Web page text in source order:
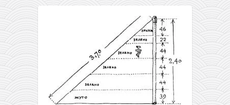
bonus sadržaj
Svetlopis
duhovni otac
pravoslavlje